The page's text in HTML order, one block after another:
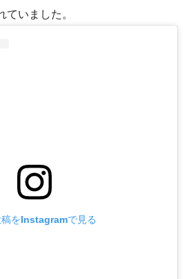
ていました。
稿をInstagramで見る